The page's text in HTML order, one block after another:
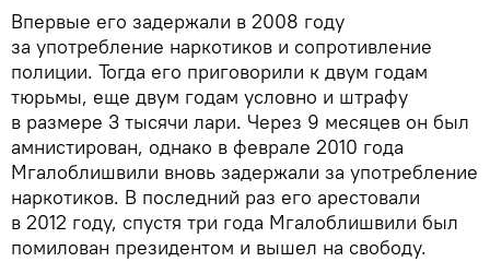
Впервые его задержали в 2008 году
за употребление наркотиков и сопротивление
полиции. Тогда его приговорили к двум годам
тюрьмы, еще двум годам условно и штрафу
в размере 3 тысячи лари. Через 9 месяцев он был
амнистирован, однако в феврале 2010 года
Мгалоблишвили вновь задержали за употребление
наркотиков. В последний раз его арестовали
в 2012 году, спустя три года Мгалоблишвили был
помилован президентом и вышел на свободу.